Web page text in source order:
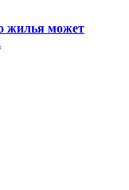
жилья может